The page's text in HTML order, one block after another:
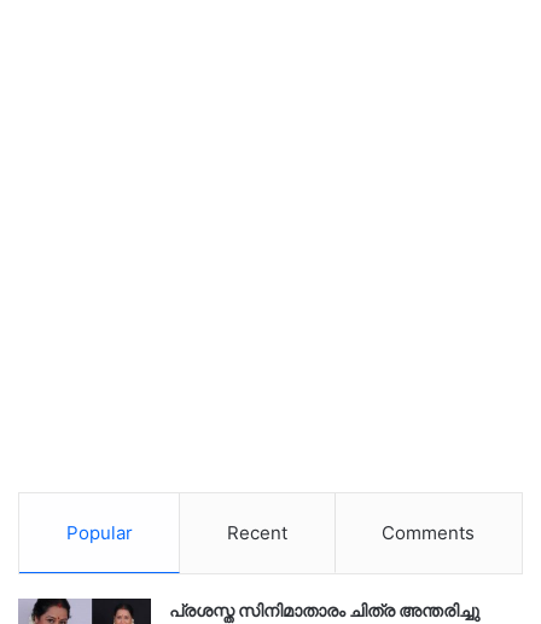
Popular Recent Comments
പ്രശസ്ത സിനിമാതാരം ചിത്ര അന്തരിച്ചു